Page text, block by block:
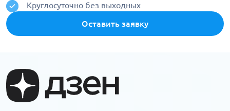
Круглосуточно без выходных
Оставить заявку